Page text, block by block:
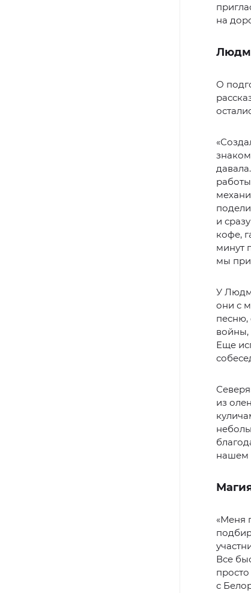
на
О
и
кофе,
минут
мы
У
они с
песню,
войны,
Еще
из
нашем
«Меня
Все
с